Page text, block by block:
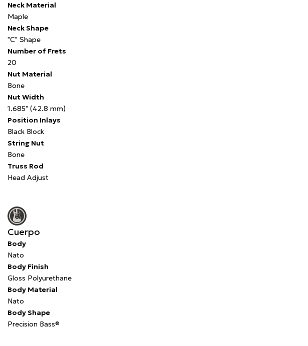
Neck Material
Maple
Neck Shape
"C" Shape
Number of Frets
20
Nut Material
Bone
Nut Width
1.685" (42.8 mm)
Position Inlays
Black Block
String Nut
Bone
Truss Rod
Head Adjust
Cuerpo
Body
Nato
Body Finish
Gloss Polyurethane
Body Material
Nato
Body Shape
Precision Bass®